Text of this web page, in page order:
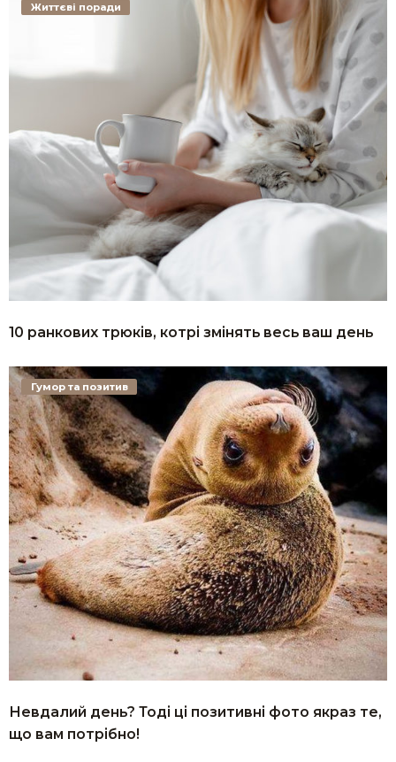
10 ранкових трюків, котрі змінять весь ваш день
Життєві поради
Невдалий день? Тоді ці позитивні фото якраз те,
що вам потрібно!
Гумор та позитив